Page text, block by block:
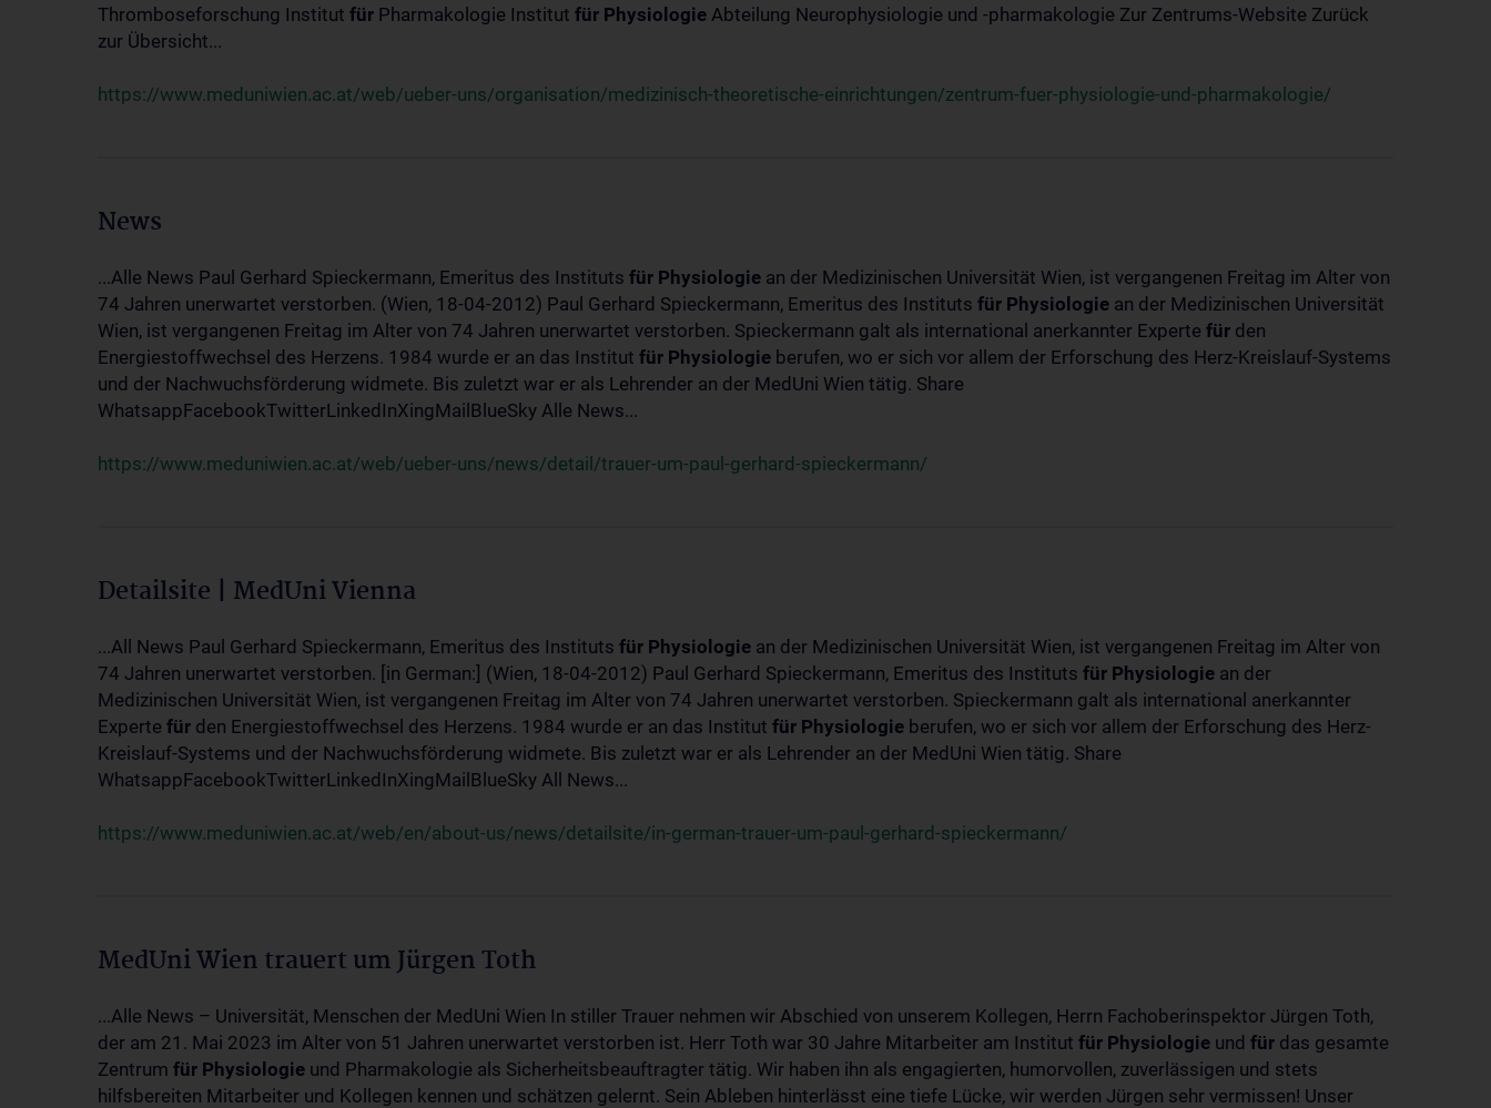
Thromboseforschung Institut für Pharmakologie Institut für Physiologie Abteilung Neurophysiologie und -pharmakologie Zur Zentrums-Website Zurück
zur Übersicht...
https://www.meduniwien.ac.at/web/ueber-uns/organisation/medizinisch-theoretische-einrichtungen/zentrum-fuer-physiologie-und-pharmakologie/
News
...Alle News Paul Gerhard Spieckermann, Emeritus des Instituts für Physiologie an der Medizinischen Universität Wien, ist vergangenen Freitag im Alter von
74 Jahren unerwartet verstorben. (Wien, 18-04-2012) Paul Gerhard Spieckermann, Emeritus des Instituts für Physiologie an der Medizinischen Universität
Wien, ist vergangenen Freitag im Alter von 74 Jahren unerwartet verstorben. Spieckermann galt als international anerkannter Experte für den
Energiestoffwechsel des Herzens. 1984 wurde er an das Institut für Physiologie berufen, wo er sich vor allem der Erforschung des Herz-Kreislauf-Systems
und der Nachwuchsförderung widmete. Bis zuletzt war er als Lehrender an der MedUni Wien tätig. Share
WhatsappFacebookTwitterLinkedInXingMailBlueSky Alle News...
https://www.meduniwien.ac.at/web/ueber-uns/news/detail/trauer-um-paul-gerhard-spieckermann/
Detailsite | MedUni Vienna
...All News Paul Gerhard Spieckermann, Emeritus des Instituts für Physiologie an der Medizinischen Universität Wien, ist vergangenen Freitag im Alter von
74 Jahren unerwartet verstorben. [in German:] (Wien, 18-04-2012) Paul Gerhard Spieckermann, Emeritus des Instituts für Physiologie an der
Medizinischen Universität Wien, ist vergangenen Freitag im Alter von 74 Jahren unerwartet verstorben. Spieckermann galt als international anerkannter
Experte für den Energiestoffwechsel des Herzens. 1984 wurde er an das Institut für Physiologie berufen, wo er sich vor allem der Erforschung des Herz-
Kreislauf-Systems und der Nachwuchsförderung widmete. Bis zuletzt war er als Lehrender an der MedUni Wien tätig. Share
WhatsappFacebookTwitterLinkedInXingMailBlueSky All News...
https://www.meduniwien.ac.at/web/en/about-us/news/detailsite/in-german-trauer-um-paul-gerhard-spieckermann/
MedUni Wien trauert um Jürgen Toth
...Alle News – Universität, Menschen der MedUni Wien In stiller Trauer nehmen wir Abschied von unserem Kollegen, Herrn Fachoberinspektor Jürgen Toth,
der am 21. Mai 2023 im Alter von 51 Jahren unerwartet verstorben ist. Herr Toth war 30 Jahre Mitarbeiter am Institut für Physiologie und für das gesamte
Zentrum für Physiologie und Pharmakologie als Sicherheitsbeauftragter tätig. Wir haben ihn als engagierten, humorvollen, zuverlässigen und stets
hilfsbereiten Mitarbeiter und Kollegen kennen und schätzen gelernt. Sein Ableben hinterlässt eine tiefe Lücke, wir werden Jürgen sehr vermissen! Unser